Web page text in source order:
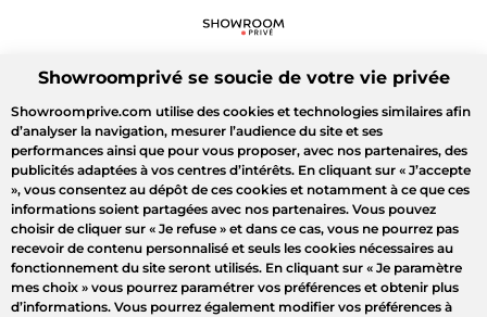
Showroomprivé se soucie de votre vie privée
Showroomprive.com utilise des cookies et technologies similaires afin
d’analyser la navigation, mesurer l’audience du site et ses
performances ainsi que pour vous proposer, avec nos partenaires, des
publicités adaptées à vos centres d’intérêts. En cliquant sur « J’accepte
», vous consentez au dépôt de ces cookies et notamment à ce que ces
informations soient partagées avec nos partenaires. Vous pouvez
choisir de cliquer sur « Je refuse » et dans ce cas, vous ne pourrez pas
recevoir de contenu personnalisé et seuls les cookies nécessaires au
fonctionnement du site seront utilisés. En cliquant sur « Je paramètre
mes choix » vous pourrez paramétrer vos préférences et obtenir plus
d’informations. Vous pourrez également modifier vos préférences à